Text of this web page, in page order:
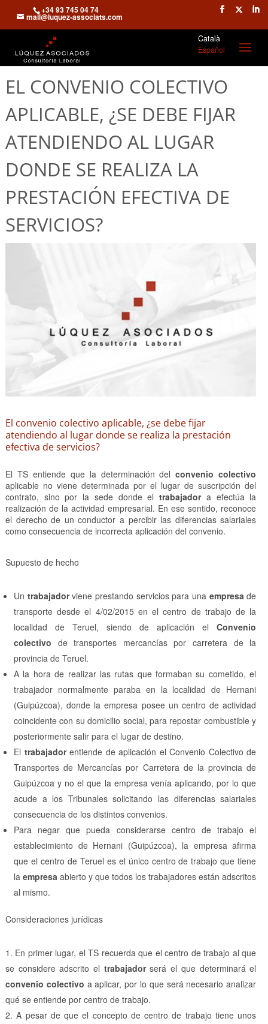
+34 93 745 04 74
mail@luquez-associats.com
Català
Español
EL CONVENIO COLECTIVO
APLICABLE, ¿SE DEBE FIJAR
ATENDIENDO AL LUGAR
DONDE SE REALIZA LA
PRESTACIÓN EFECTIVA DE
SERVICIOS?
El convenio colectivo aplicable, ¿se debe fijar
atendiendo al lugar donde se realiza la prestación
efectiva de servicios?
El TS entiende que la determinación delconvenio colectivo
aplicable no viene determinada por el lugar de suscripción del
contrato, sino por la sede donde eltrabajadora efectúa la
realización de la actividad empresarial. En ese sentido, reconoce
el derecho de un conductor a percibir las diferencias salariales
como consecuencia de incorrecta aplicación del convenio.
Supuesto de hecho
Un trabajadorviene prestando servicios para una empresade
transporte desde el 4/02/2015 en el centro de trabajo de la
localidad de Teruel, siendo de aplicación elConvenio
colectivo de transportes mercancías por carretera de la
provincia de Teruel.
A la hora de realizar las rutas que formaban su cometido, el
trabajador normalmente paraba en la localidad de Hernani
(Guipúzcoa), donde la empresa posee un centro de actividad
coincidente con su domicilio social, para repostar combustible y
posteriormente salir para el lugar de destino.
El trabajadorentiende de aplicación el Convenio Colectivo de
Transportes de Mercancías por Carretera de la provincia de
Guipúzcoa y no el que la empresa venía aplicando, por lo que
acude a los Tribunales solicitando las diferencias salariales
consecuencia de los distintos convenios.
Para negar que pueda considerarse centro de trabajo el
establecimiento de Hernani (Guipúzcoa), la empresa afirma
que el centro de Teruel es el único centro de trabajo que tiene
la empresa abierto y que todos los trabajadores están adscritos
al mismo.
Consideraciones jurídicas
En primer lugar, el TS recuerda que el centro de trabajo al que
se considere adscrito el trabajadorserá el que determinará el
convenio colectivo a aplicar, por lo que será necesario analizar
qué se entiende por centro de trabajo.
A pesar de que el concepto de centro de trabajo tiene unos